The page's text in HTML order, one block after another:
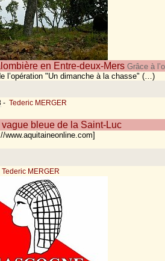
en Entre-deux-Mers Grâce à
l’opération "Un dimanche à la chasse" (…)
- Tederic MERGER
vague bleue de la Saint-Luc
www.aquitaineonline.com]
Tederic MERGER